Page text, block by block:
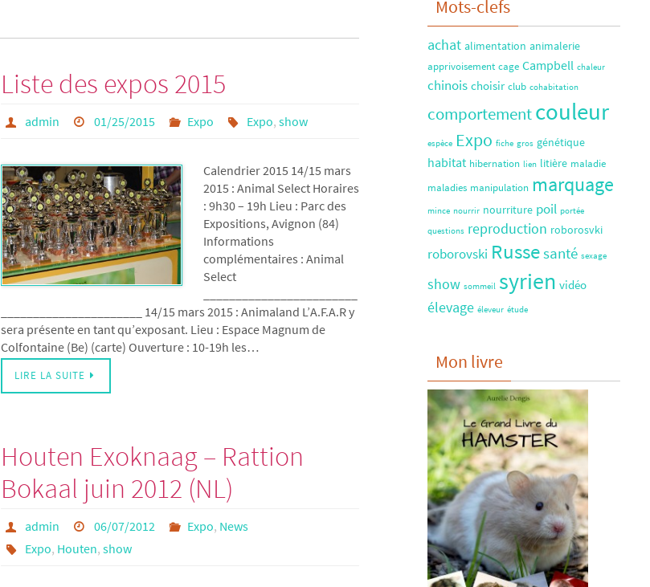
Liste des expos 2015
admin 01/25/2015 Expo Expo,show
Calendrier 2015 14/15 mars
2015 : Animal Select Horaires
: 9h30 – 19h Lieu : Parc des
Expositions, Avignon (84)
Informations
complémentaires : Animal
Select
______________________ 14/15 mars 2015 : Animaland L’A.F.A.R y
sera présente en tant qu’exposant. Lieu : Espace Magnum de
Colfontaine (Be) (carte) Ouverture : 10-19h les…
LIRE LA SUITE
Houten Exoknaag – Rattion
Bokaal juin 2012 (NL)
admin 06/07/2012 Expo, News
Expo, Houten,show
Mots-clefs
achat alimentation animalerie
apprivoisement cage Campbell chaleur
chinois choisir club cohabitation
comportementcouleur
espèce Expo fiche gros génétique
habitat hibernation lien litière maladie
maladies manipulation marquage
mince nourrir nourriture poil portée
questions reproduction roborosvki
roborovski Russesanté sexage
show sommeil syrien vidéo
élevage éleveur étude
Mon livre